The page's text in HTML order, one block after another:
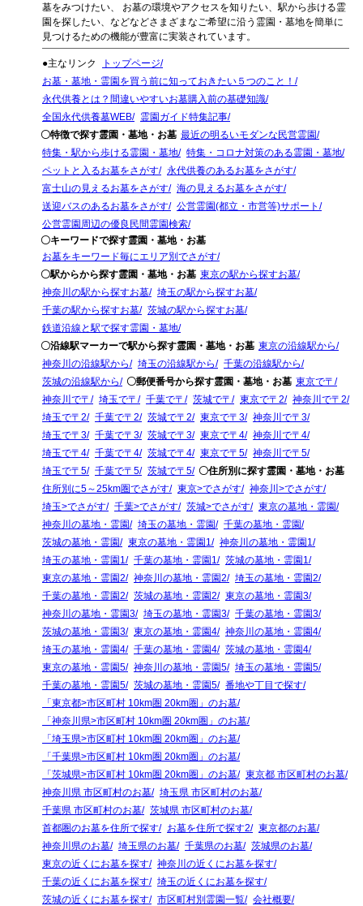
墓をみつけたい、 お墓の環境やアクセスを知りたい、駅から歩ける霊
園を探したい、などなどさまざまなご希望に沿う霊園・墓地を簡単に
見つけるための機能が豊富に実装されています。
●主なリンク
トップページ
お墓・墓地・霊園を買う前に知っておきたい５つのこと！
永代供養とは？間違いやすいお墓購入前の基礎知識
全国永代供養墓WEB
霊園ガイド特集記事
〇特徴で探す霊園・墓地・お墓 最近の明るいモダンな民営霊園
特集・駅から歩ける霊園・墓地
特集・コロナ対策のある霊園・墓地
ペットと入るお墓をさがす
永代供養のあるお墓をさがす
富士山の見えるお墓をさがす
海の見えるお墓をさがす
送迎バスのあるお墓をさがす
公営霊園(都立・市営等)サポート
公営霊園周辺の優良民間霊園検索
〇キーワードで探す霊園・墓地・お墓
お墓をキーワード毎にエリア別でさがす
〇駅からから探す霊園・墓地・お墓 東京の駅から探すお墓
神奈川の駅から探すお墓
埼玉の駅から探すお墓
千葉の駅から探すお墓
茨城の駅から探すお墓
鉄道沿線と駅で探す霊園・墓地
〇沿線駅マーカーで駅から探す霊園・墓地・お墓 東京の沿線駅から
神奈川の沿線駅から
埼玉の沿線駅から
千葉の沿線駅から
茨城の沿線駅から
〇郵便番号から探す霊園・墓地・お墓 東京で〒
神奈川で〒
埼玉で〒 千葉で〒 茨城で〒 東京で〒2
神奈川で〒2
埼玉で〒2
千葉で〒2 茨城で〒2 東京で〒3
神奈川で〒3
埼玉で〒3
千葉で〒3 茨城で〒3 東京で〒4
神奈川で〒4
埼玉で〒4
千葉で〒4 茨城で〒4 東京で〒5
神奈川で〒5
埼玉で〒5
千葉で〒5 茨城で〒5
〇住所別に探す霊園・墓地・お墓
住所別に5～25km圏でさがす
東京>でさがす
神奈川>でさがす
埼玉>でさがす
千葉>でさがす 茨城>でさがす
東京の墓地・霊園
神奈川の墓地・霊園
埼玉の墓地・霊園
千葉の墓地・霊園
茨城の墓地・霊園
東京の墓地・霊園1
神奈川の墓地・霊園1
埼玉の墓地・霊園1
千葉の墓地・霊園1
茨城の墓地・霊園1
東京の墓地・霊園2
神奈川の墓地・霊園2
埼玉の墓地・霊園2
千葉の墓地・霊園2
茨城の墓地・霊園2
東京の墓地・霊園3
神奈川の墓地・霊園3
埼玉の墓地・霊園3
千葉の墓地・霊園3
茨城の墓地・霊園3
東京の墓地・霊園4
神奈川の墓地・霊園4
埼玉の墓地・霊園4
千葉の墓地・霊園4
茨城の墓地・霊園4
東京の墓地・霊園5
神奈川の墓地・霊園5
埼玉の墓地・霊園5
千葉の墓地・霊園5
茨城の墓地・霊園5
番地や丁目で探す
「東京都>市区町村 10km圏 20km圏」のお墓
「神奈川県>市区町村 10km圏 20km圏」のお墓
「埼玉県>市区町村 10km圏 20km圏」のお墓
「千葉県>市区町村 10km圏 20km圏」のお墓
「茨城県>市区町村 10km圏 20km圏」のお墓
東京都 市区町村のお墓
神奈川県 市区町村のお墓
埼玉県 市区町村のお墓
千葉県 市区町村のお墓
茨城県 市区町村のお墓
首都圏のお墓を住所で探す
お墓を住所で探す2
東京都のお墓
神奈川県のお墓
埼玉県のお墓 千葉県のお墓
茨城県のお墓
東京の近くにお墓を探す
神奈川の近くにお墓を探す
千葉の近くにお墓を探す
埼玉の近くにお墓を探す
茨城の近くにお墓を探す
市区町村別霊園一覧 会社概要